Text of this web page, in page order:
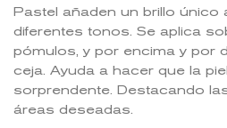
Pastel añaden un brillo único
diferentes tonos. Se aplica
pómulos, y por encima y por
ceja. Ayuda a hacer que la
sorprendente. Destacando
áreas deseadas.